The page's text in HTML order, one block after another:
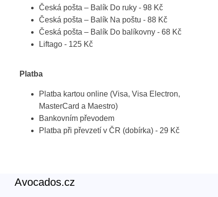
Česká pošta – Balík Do ruky - 98 Kč
Česká pošta – Balík Na poštu - 88 Kč
Česká pošta – Balík Do balíkovny - 68 Kč
Liftago - 125 Kč
Platba
Platba kartou online (Visa, Visa Electron,
MasterCard a Maestro)
Bankovním převodem
Platba při převzetí v ČR (dobírka) - 29 Kč
Avocados.cz